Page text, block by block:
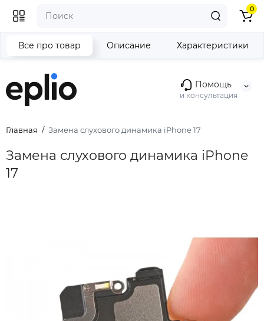
Помощь
и консультация
0
Главная Замена слухового динамика iPhone 17
Замена слухового динамика iPhone
17
Все про товар Описание Характеристики